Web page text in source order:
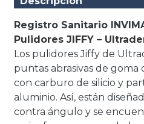
Registro Sanitario
Pulidores JIFFY –
Los pulidores Jiffy de
puntas abrasivas de goma
con carburo de silicio y
aluminio. Así, están
contra ángulo y se